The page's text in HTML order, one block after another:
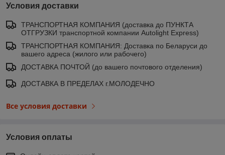
Условия доставки
ТРАНСПОРТНАЯ КОМПАНИЯ (доставка до ПУНКТА
ОТГРУЗКИ транспортной компании Autolight Express)
ТРАНСПОРТНАЯ КОМПАНИЯ: Доставка по Беларуси до
вашего адреса (жилого или рабочего)
ДОСТАВКА ПОЧТОЙ (до вашего почтового отделения)
ДОСТАВКА В ПРЕДЕЛАХ г.МОЛОДЕЧНО
Все условия доставки
Условия оплаты